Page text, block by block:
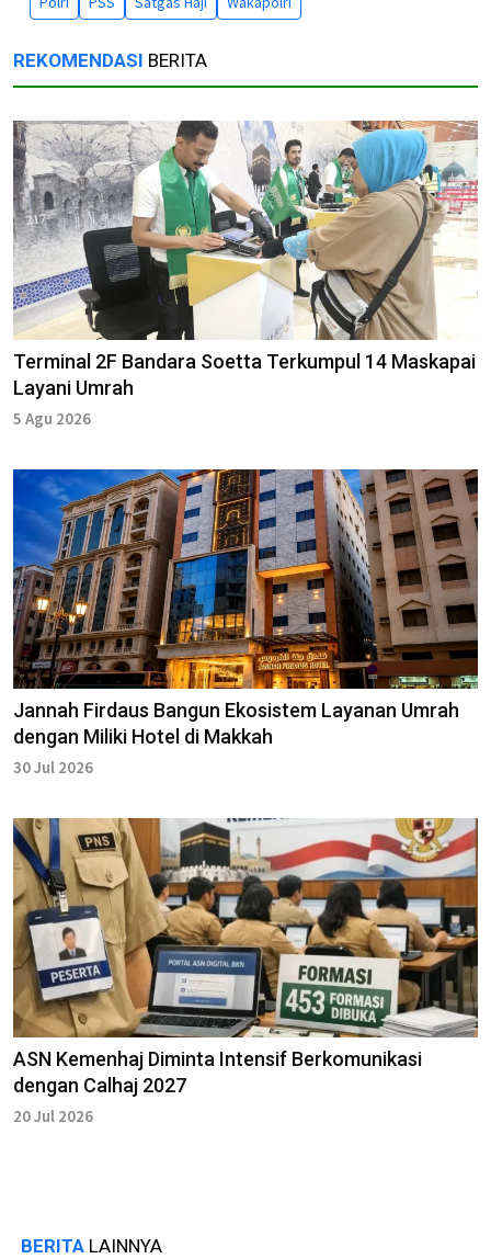
REKOMENDASI BERITA
Terminal 2F Bandara Soetta Terkumpul 14 Maskapai
Layani Umrah
5 Agu 2026
Jannah Firdaus Bangun Ekosistem Layanan Umrah
dengan Miliki Hotel di Makkah
30 Jul 2026
ASN Kemenhaj Diminta Intensif Berkomunikasi
dengan Calhaj 2027
20 Jul 2026
BERITA LAINNYA